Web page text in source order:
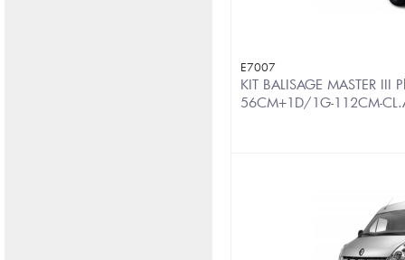
E7007
KIT BALISAGE MASTER
56CM+1D/1G-112CM-